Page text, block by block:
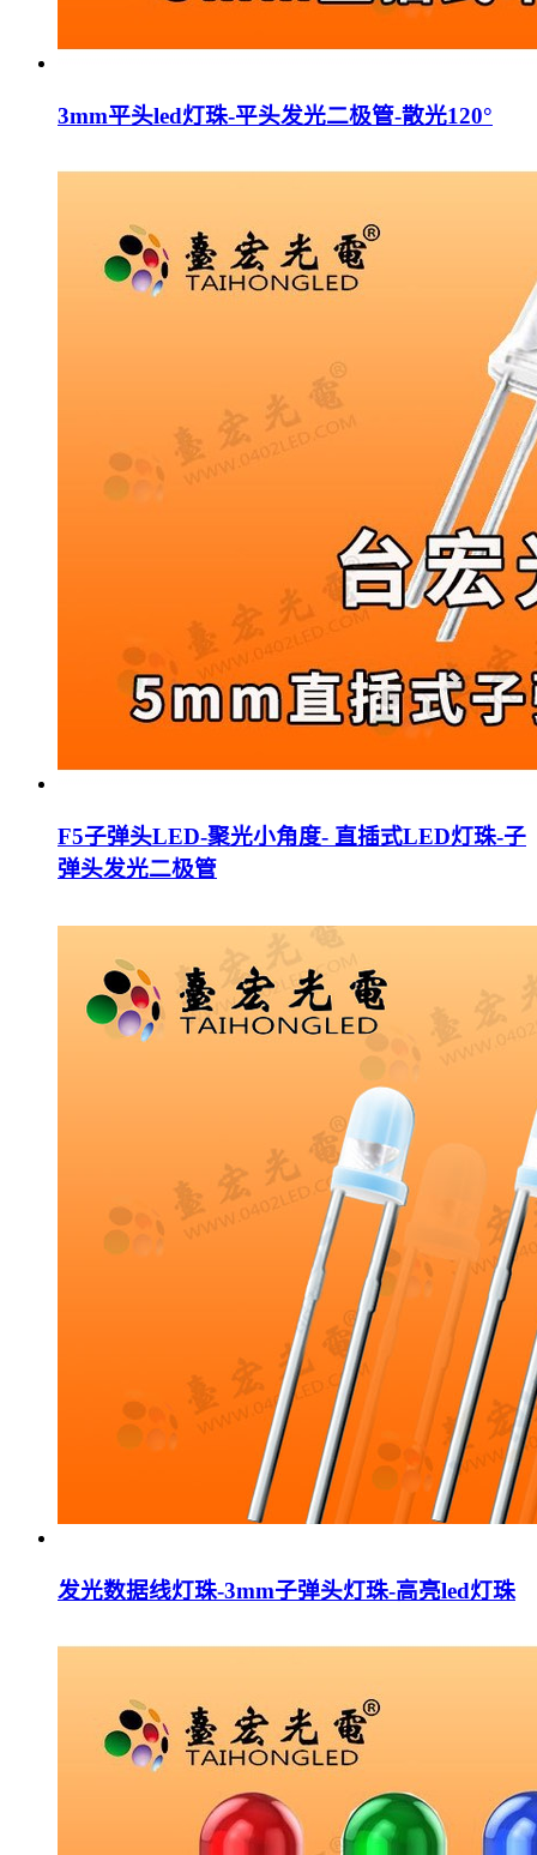
3mm平头led灯珠-平头发光二极管-散光120°
F5子弹头LED-聚光小角度- 直插式LED灯珠-子
弹头发光二极管
发光数据线灯珠-3mm子弹头灯珠-高亮led灯珠